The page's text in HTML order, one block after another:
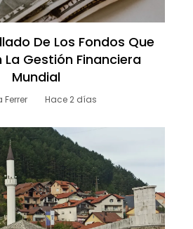
De Los Fondos Que
Gestión Financiera
Mundial
Ferrer Hace 2 días